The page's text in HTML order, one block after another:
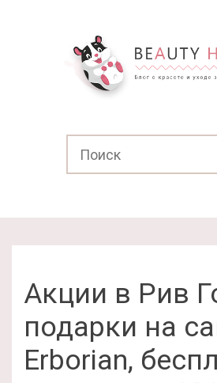
Акции в Рив
подарки на
Erborian,